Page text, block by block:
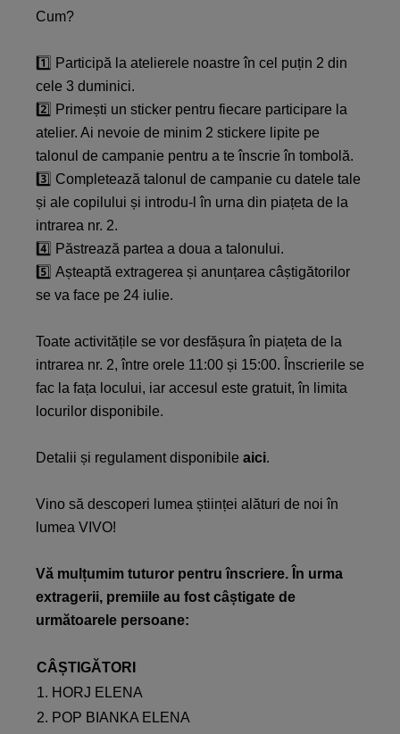
Cum?
1️⃣ Participă la atelierele noastre în cel puțin 2 din
cele 3 duminici.
2️⃣ Primești un sticker pentru fiecare participare la
atelier. Ai nevoie de minim 2 stickere lipite pe
talonul de campanie pentru a te înscrie în tombolă.
3️⃣ Completează talonul de campanie cu datele tale
și ale copilului și introdu-l în urna din piațeta de la
intrarea nr. 2.
4️⃣ Păstrează partea a doua a talonului.
5️⃣ Așteaptă extragerea și anunțarea câștigătorilor
se va face pe 24 iulie.
Toate activitățile se vor desfășura în piațeta de la
intrarea nr. 2, între orele 11:00 și 15:00. Înscrierile se
fac la fața locului, iar accesul este gratuit, în limita
locurilor disponibile.
Detalii și regulament disponibile aici.
Vino să descoperi lumea științei alături de noi în
lumea VIVO!
Vă mulțumim tuturor pentru înscriere. În urma
extragerii, premiile au fost câștigate de
următoarele persoane:
CÂȘTIGĂTORI
1. HORJ ELENA
2. POP BIANKA ELENA